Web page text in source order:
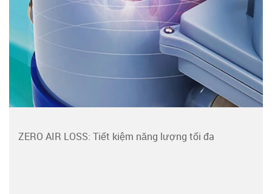
ZERO AIR LOSS: Tiết kiệm năng lượng tối đa